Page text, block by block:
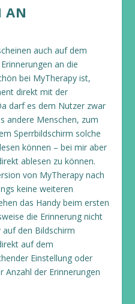
AN
auch auf dem
an die
bei MyTherapy ist,
direkt mit der
darf es dem Nutzer zwar
andere Menschen, zum
Sperrbildschirm solche
können – bei mir aber
ablesen zu können.
von MyTherapy nach
keine weiteren
das Handy beim ersten
die Erinnerung nicht
den Bildschirm
auf dem
Einstellung oder
Anzahl der Erinnerungen